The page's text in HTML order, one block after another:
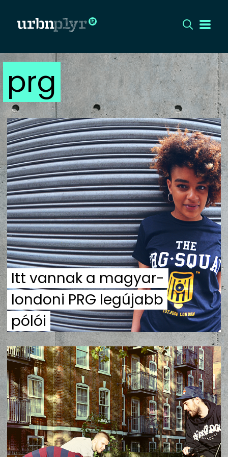
CÍMLAP
DIZÁJN
DIVAT
HIP
KULT
UTCA
ZENE
MÉDIAAJÁNLAT
IMPRESSZUM
PR-ARCHÍVUM
ADATKEZELÉSI TÁJÉKOZTATÓ
prg
Itt vannak a magyar-
londoni PRG legújabb
pólói